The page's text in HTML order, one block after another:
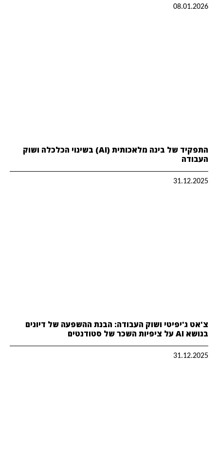
08.01.2026
התפקיד של בינה מלאכותית (AI) בשינוי הכלכלה ושוק
העבודה
31.12.2025
צ'אט ג'יפיטי ושוק העבודה: הבנת ההשפעה של דיונים
בנושא AI על ציפיות השכר של סטודנטים
31.12.2025